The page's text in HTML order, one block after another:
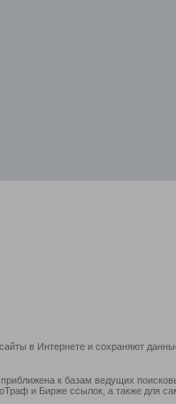
в Интернете и сохраняют
к базам ведущих
и Бирже ссылок, а также для